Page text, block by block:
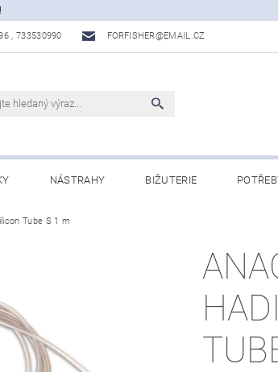
, 733530990 FORFISHER@EMAIL.CZ
NÁSTRAHY BIŽUTERIE
OBLEČENÍ
Tube S 1 m